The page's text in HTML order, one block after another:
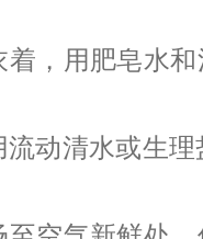
着，用肥皂水
动清水或生